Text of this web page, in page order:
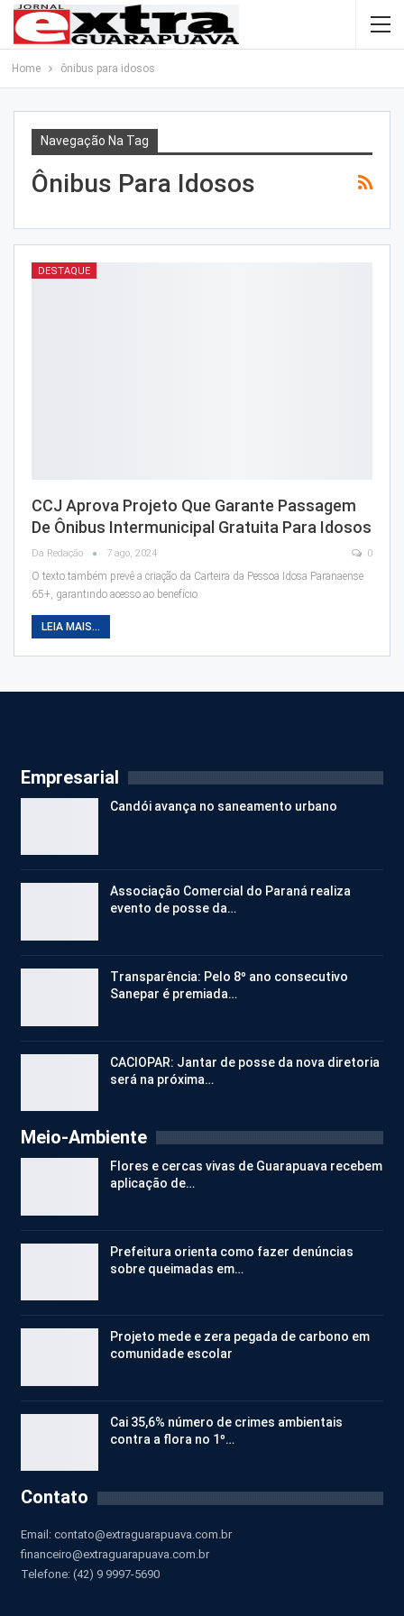
Home ônibus para idosos
Navegação Na Tag
Ônibus Para Idosos
DESTAQUE
CCJ Aprova Projeto Que Garante Passagem
De Ônibus Intermunicipal Gratuita Para Idosos
Da Redação 7 ago, 2024 0
O texto também prevê a criação da Carteira da Pessoa Idosa Paranaense
65+, garantindo acesso ao benefício
LEIA MAIS...
Empresarial
Candói avança no saneamento urbano
Associação Comercial do Paraná realiza
evento de posse da…
Transparência: Pelo 8º ano consecutivo
Sanepar é premiada…
CACIOPAR: Jantar de posse da nova diretoria
será na próxima…
Meio-Ambiente
Flores e cercas vivas de Guarapuava recebem
aplicação de…
Prefeitura orienta como fazer denúncias
sobre queimadas em…
Projeto mede e zera pegada de carbono em
comunidade escolar
Cai 35,6% número de crimes ambientais
contra a flora no 1º…
Contato
Email: contato@extraguarapuava.com.br
financeiro@extraguarapuava.com.br
Telefone: (42) 9 9997-5690